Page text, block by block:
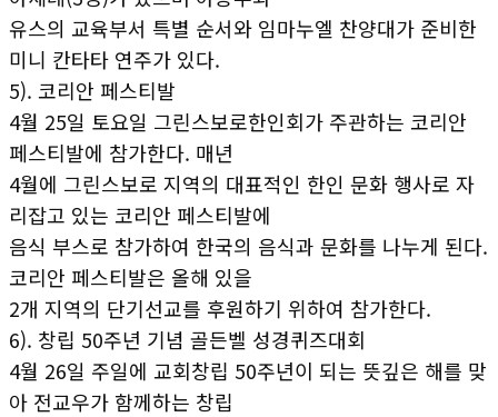
유스의 교육부서 특별 순서와 임마누엘 찬양대가 준비한
미니 칸타타 연주가 있다.
5). 코리안 페스티발
4월 25일 토요일 그린스보로한인회가 주관하는 코리안
페스티발에 참가한다. 매년
4월에 그린스보로 지역의 대표적인 한인 문화 행사로 자
리잡고 있는 코리안 페스티발에
음식 부스로 참가하여 한국의 음식과 문화를 나누게 된다.
코리안 페스티발은 올해 있을
2개 지역의 단기선교를 후원하기 위하여 참가한다.
6). 창립 50주년 기념 골든벨 성경퀴즈대회
4월 26일 주일에 교회창립 50주년이 되는 뜻깊은 해를 맞
아 전교우가 함께하는 창립